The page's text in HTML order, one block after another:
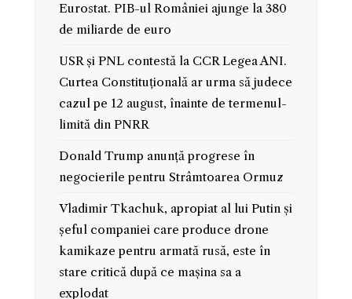
Eurostat. PIB-ul României ajunge la 380
de miliarde de euro
USR și PNL contestă la CCR Legea ANI.
Curtea Constituțională ar urma să judece
cazul pe 12 august, înainte de termenul-
limită din PNRR
Donald Trump anunță progrese în
negocierile pentru Strâmtoarea Ormuz
Vladimir Tkachuk, apropiat al lui Putin și
șeful companiei care produce drone
kamikaze pentru armată rusă, este în
stare critică după ce mașina sa a
explodat